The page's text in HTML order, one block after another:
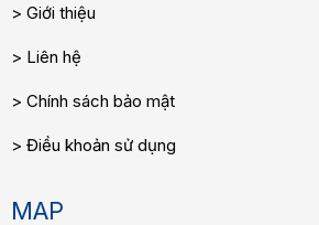
Giới thiệu
Liên hệ
Chính sách bảo mật
Điều khoản sử dụng
MAP